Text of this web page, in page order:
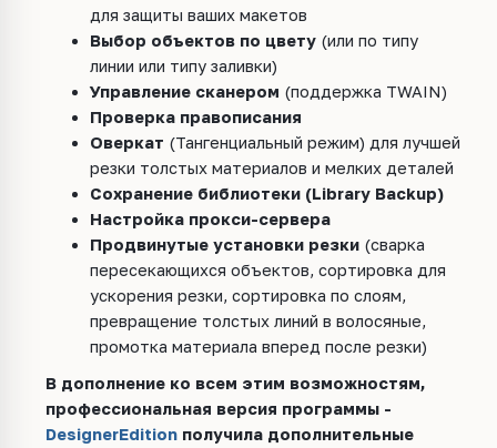
для защиты ваших макетов
Выбор объектов по цвету (или по типу
линии или типу заливки)
Управление сканером (поддержка TWAIN)
Проверка правописания
Оверкат (Тангенциальный режим) для лучшей
резки толстых материалов и мелких деталей
Сохранение библиотеки (Library Backup)
Настройка прокси-сервера
Продвинутые установки резки (сварка
пересекающихся объектов, сортировка для
ускорения резки, сортировка по слоям,
превращение толстых линий в волосяные,
промотка материала вперед после резки)
В дополнение ко всем этим возможностям,
профессиональная версия программы -
DesignerEdition получила дополнительные